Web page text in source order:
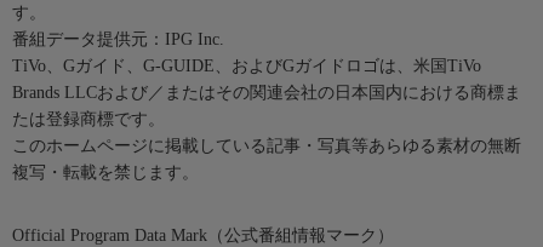
す。
番組データ提供元：IPG Inc.
TiVo、Gガイド、G-GUIDE、およびGガイドロゴは、米国TiVo
Brands LLCおよび／またはその関連会社の日本国内における商標ま
たは登録商標です。
このホームページに掲載している記事・写真等あらゆる素材の無断
複写・転載を禁じます。
Official Program Data Mark（公式番組情報マーク）